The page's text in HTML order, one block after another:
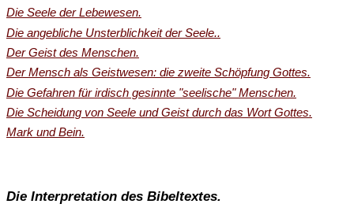
Die Seele der Lebewesen.
Die angebliche Unsterblichkeit der Seele..
Der Geist des Menschen.
Der Mensch als Geistwesen: die zweite Schöpfung Gottes.
Die Gefahren für irdisch gesinnte "seelische" Menschen.
Die Scheidung von Seele und Geist durch das Wort Gottes.
Mark und Bein.
Die Interpretation des Bibeltextes.